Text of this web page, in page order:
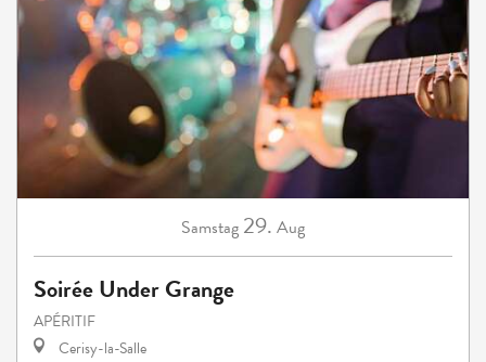
Samstag 29. Aug
Soirée Under Grange
APÉRITIF
Cerisy-la-Salle